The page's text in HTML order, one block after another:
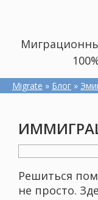
Migrate » Блог »
Решиться
не просто.